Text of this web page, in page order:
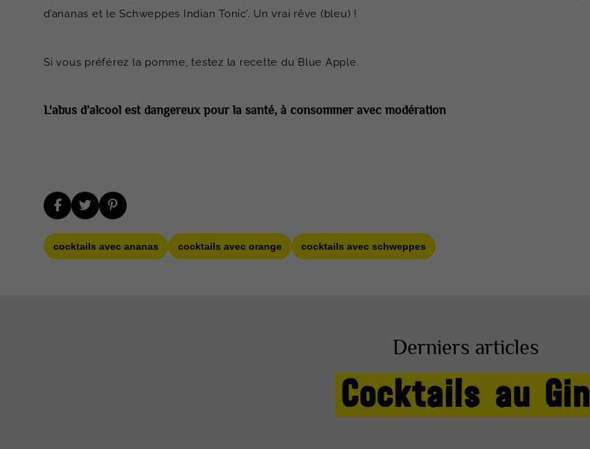
d’ananas et le Schweppes Indian Tonic’. Un vrai rêve (bleu) !
Si vous préférez la pomme, testez la recette du Blue Apple.
L'abus d’alcool est dangereux pour la santé, à consommer avec modération
cocktails avec ananas cocktails avec orange cocktails avec schweppes
Derniers articles
Cocktails au Gin